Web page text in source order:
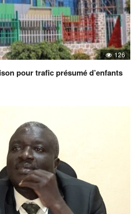
126
pour trafic présumé d’enfants